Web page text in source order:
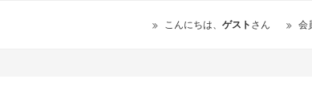
こんにちは、 ゲストさん 会